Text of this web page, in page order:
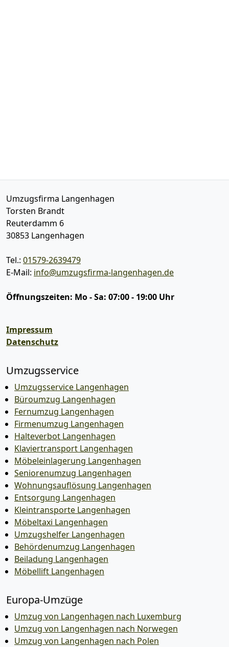
Umzugsfirma Langenhagen
Torsten Brandt
Reuterdamm 6
30853 Langenhagen
Tel.: 01579-2639479
E-Mail: info@umzugsfirma-langenhagen.de
Öffnungszeiten: Mo - Sa: 07:00 - 19:00 Uhr
Impressum
Datenschutz
Umzugsservice
Umzugsservice Langenhagen
Büroumzug Langenhagen
Fernumzug Langenhagen
Firmenumzug Langenhagen
Halteverbot Langenhagen
Klaviertransport Langenhagen
Möbeleinlagerung Langenhagen
Seniorenumzug Langenhagen
Wohnungsauflösung Langenhagen
Entsorgung Langenhagen
Kleintransporte Langenhagen
Möbeltaxi Langenhagen
Umzugshelfer Langenhagen
Behördenumzug Langenhagen
Beiladung Langenhagen
Möbellift Langenhagen
Europa-Umzüge
Umzug von Langenhagen nach Luxemburg
Umzug von Langenhagen nach Norwegen
Umzug von Langenhagen nach Polen